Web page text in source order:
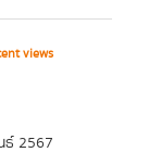
views
2567